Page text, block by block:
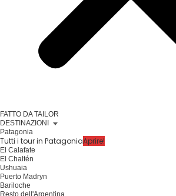
FATTO DA TAILOR
DESTINAZIONI
Patagonia
Tutti i tour in PatagoniaAprire!
El Calafate
El Chaltén
Ushuaia
Puerto Madryn
Bariloche
Resto dell'Argentina